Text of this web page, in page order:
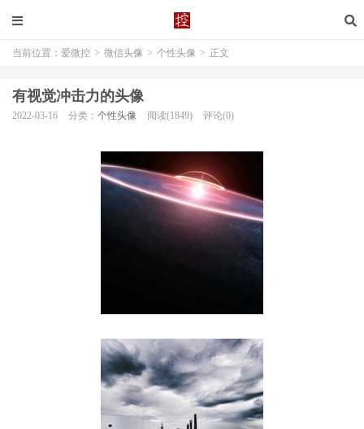
当前位置： 爱微控 > 微信头像 > 个性头像 > 正文
有视觉冲击力的头像
2022-03-16 分类： 个性头像 阅读(1849) 评论(0)